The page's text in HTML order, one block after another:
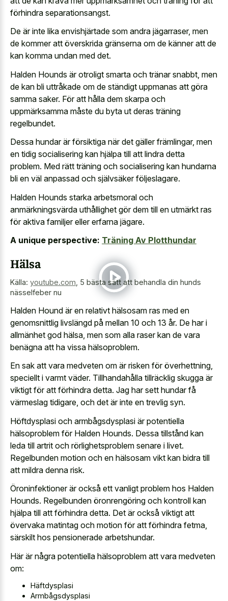
förhindra separationsangst.
De är inte lika envishjärtade som andra jägarraser, men
de kommer att överskrida gränserna om de känner att de
kan komma undan med det.
Halden Hounds är otroligt smarta och tränar snabbt, men
de kan bli uttråkade om de ständigt uppmanas att göra
samma saker. För att hålla dem skarpa och
uppmärksamma måste du byta ut deras träning
regelbundet.
Dessa hundar är försiktiga när det gäller främlingar, men
en tidig socialisering kan hjälpa till att lindra detta
problem. Med rätt träning och socialisering kan hundarna
bli en väl anpassad och självsäker följeslagare.
Halden Hounds starka arbetsmoral och
anmärkningsvärda uthållighet gör dem till en utmärkt ras
för aktiva familjer eller erfarna jägare.
A unique perspective: Träning Av Plotthundar
Hälsa
Källa: youtube.com 5 bästa sätt att behandla din hunds
nässelfeber nu
Halden Hound är en relativt hälsosam ras med en
genomsnittlig livslängd på mellan 10 och 13 år. De har i
allmänhet god hälsa, men som alla raser kan de vara
benägna att ha vissa hälsoproblem.
En sak att vara medveten om är risken för överhettning,
speciellt i varmt väder. Tillhandahålla tillräcklig skugga är
viktigt för att förhindra detta. Jag har sett hundar få
värmeslag tidigare, och det är inte en trevlig syn.
Höftdysplasi och armbågsdysplasi är potentiella
hälsoproblem för Halden Hounds. Dessa tillstånd kan
leda till artrit och rörlighetsproblem senare i livet.
Regelbunden motion och en hälsosam vikt kan bidra till
att mildra denna risk.
Öroninfektioner är också ett vanligt problem hos Halden
Hounds. Regelbunden öronrengöring och kontroll kan
hjälpa till att förhindra detta. Det är också viktigt att
övervaka matintag och motion för att förhindra fetma,
särskilt hos pensionerade arbetshundar.
Här är några potentiella hälsoproblem att vara medveten
om:
Häftdysplasi
Armbågsdysplasi